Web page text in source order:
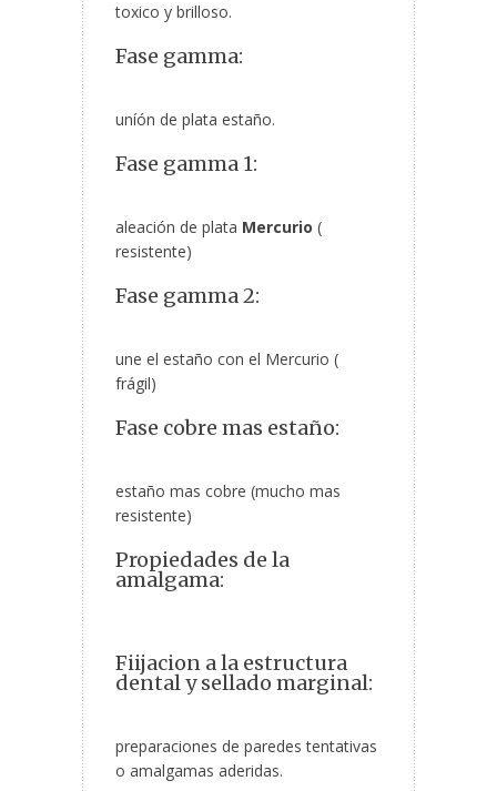
toxico y brilloso.
Fase gamma:
uníón de plata estaño.
Fase gamma 1:
aleación de plata Mercurio (
resistente)
Fase gamma 2:
une el estaño con el Mercurio (
frágil)
Fase cobre mas estaño:
estaño mas cobre (mucho mas
resistente)
Propiedades de la
amalgama:
Fiijacion a la estructura
dental y sellado marginal:
preparaciones de paredes tentativas
o amalgamas aderidas.